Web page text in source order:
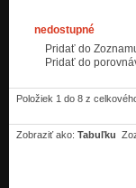
nedostupné
Pridať do
Pridať do
Položiek 1 do 8 z
Zobraziť ako: Tabuľku